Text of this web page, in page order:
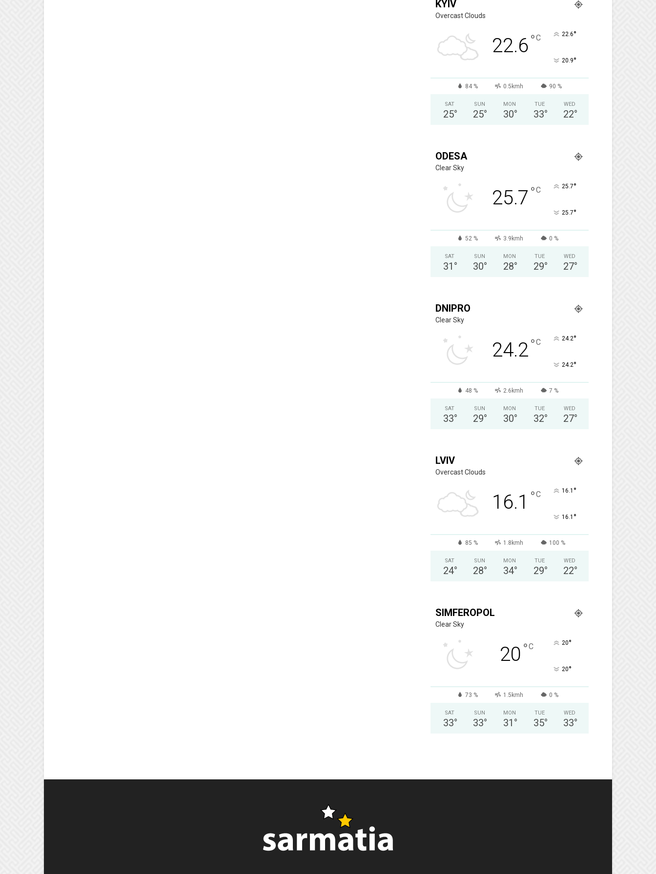
KYIV
Overcast Clouds
22.6°C 22.6°
20.9°
84 % 0.5kmh 90 %
SAT
25°
SUN
25°
MON
30°
TUE
33°
WED
22°
ODESA
Clear Sky
25.7 °C 25.7°
25.7°
52 % 3.9kmh 0 %
SAT
31 °
SUN
30°
MON
28°
TUE
29°
WED
27°
DNIPRO
Clear Sky
24.2°C 24.2°
24.2°
48 % 2.6kmh 7 %
SAT
33°
SUN
29°
MON
30°
TUE
32°
WED
27°
LVIV
Overcast Clouds
16.1 °C 16.1 °
16.1 °
85 % 1.8kmh 100 %
SAT
24°
SUN
28°
MON
34°
TUE
29°
WED
22°
SIMFEROPOL
Clear Sky
20 °C 20°
20°
73 % 1.5kmh 0 %
SAT
33°
SUN
33°
MON
31 °
TUE
35°
WED
33°